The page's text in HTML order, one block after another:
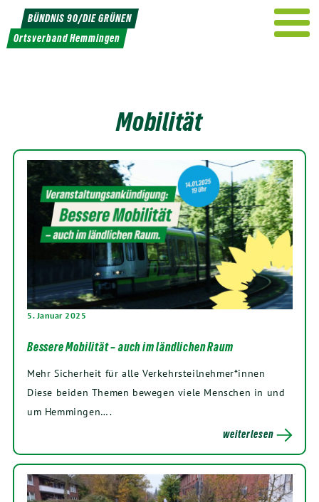
Weiter
zum
Inhalt
BÜNDNIS 90/DIE GRÜNEN
Ortsverband Hemmingen
Mobilität
5. Januar 2025
Bessere Mobilität – auch im ländlichen Raum
Mehr Sicherheit für alle Verkehrsteilnehmer*innen
Diese beiden Themen bewegen viele Menschen in und
um Hemmingen….
weiterlesen